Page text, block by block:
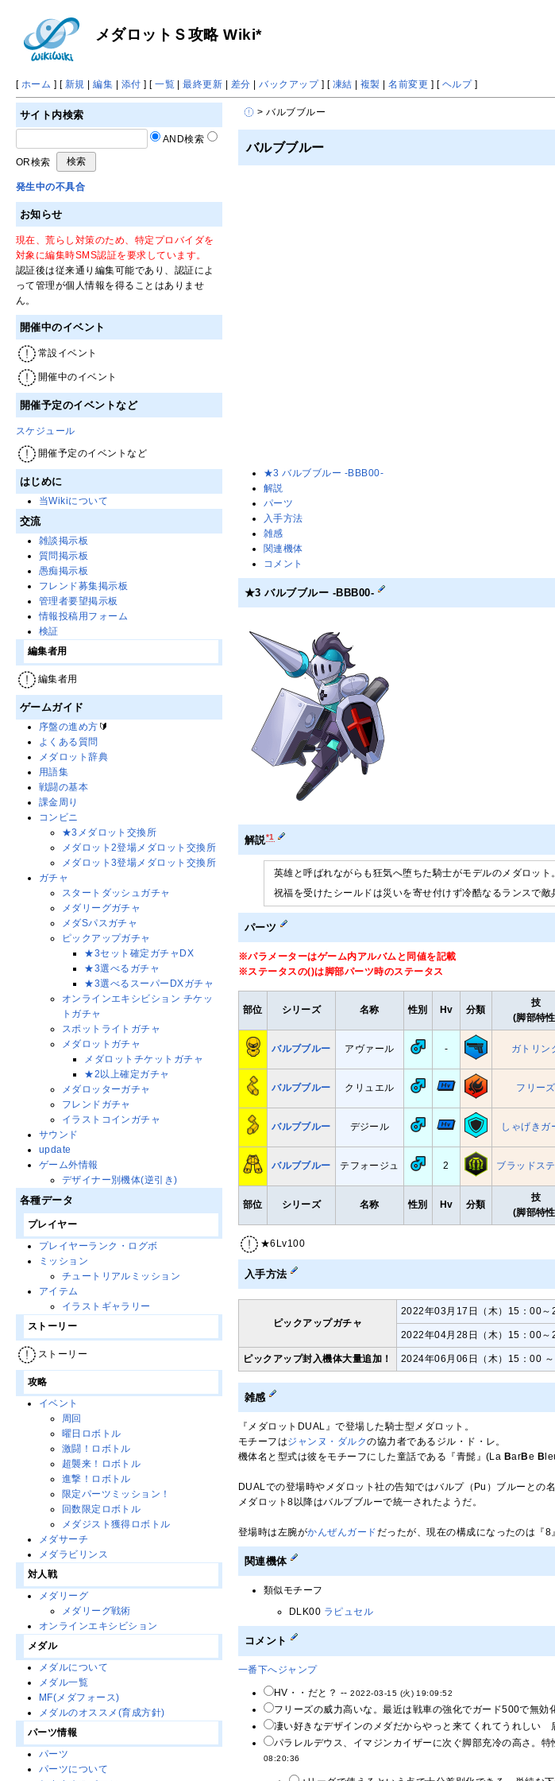
メダロットＳ攻略 Wiki*
[ ホーム ] [ 新規 |編集 | 添付 ] [一覧 |最終更新 | 差分 |バックアップ] [ 凍結 | 複製 |名前変更 ] [ ヘルプ]
> バルブブルー
バルブブルー
★3 バルブブルー -BBB00-
解説
パーツ
入手方法
雑感
関連機体
コメント
★3 バルブブルー -BBB00-
解説*1
英雄と呼ばれながらも狂気へ堕ちた騎士がモデルのメダロット。
祝福を受けたシールドは災いを寄せ付けず冷酷なるランスで敵
パーツ
※パラメーターはゲーム内アルバムと同値を記載
※ステータスの()は脚部パーツ時のステータス
部位 シリーズ 名称 性別 Hv 分類
技
(脚部特
部位 シリーズ 名称 性別 Hv 分類
技
(脚部特
バルブブルー アヴァール - ガトリン
バルブブルー クリュエル フリーズ
バルブブルー デジール しゃげきガ
バルブブルー テフォージュ 2 ブラッドス
★6Lv100
入手方法
ピックアップガチャ
2022年03月17日（木）15：00
2022年04月28日（木）15：00
ピックアップ封入機体大量追加！ 2024年06月06日（木）15：00 ～
雑感
『メダロットDUAL』で登場した騎士型メダロット。
モチーフはジャンヌ・ダルクの協力者であるジル・ド・レ。
機体名と型式は彼をモチーフにした童話である『青髭』(La BarBe B
DUALでの登場時やメダロット社の告知ではバルプ（Pu）ブルーとの
メダロット8以降はバルブブルーで統一されたようだ。
登場時は左腕がかんぜんガードだったが、現在の構成になったのは『8
関連機体
類似モチーフ
DLK00 ラピュセル
コメント
一番下へジャンプ
HV・・だと？ --2022-03-15 (火) 19:09:52
フリーズの威力高いな。最近は戦車の強化でガード500で無
凄い好きなデザインのメダだからやっと来てくれてうれし
パラレルデウス、イマジンカイザーに次ぐ脚部充冷の高さ。
08:20:36
サイト内検索
AND検索
OR検索
発生中の不具合
お知らせ
現在、荒らし対策のため、特定プロバイダを
対象に編集時SMS認証を要求しています。
認証後は従来通り編集可能であり、認証によ
って管理が個人情報を得ることはありませ
ん。
開催中のイベント
常設イベント
開催中のイベント
開催予定のイベントなど
スケジュール
開催予定のイベントなど
はじめに
当Wikiについて
交流
雑談掲示板
質問掲示板
愚痴掲示板
フレンド募集掲示板
管理者要望掲示板
情報投稿用フォーム
検証
編集者用
編集者用
ゲームガイド
序盤の進め方 🔰
よくある質問
メダロット辞典
用語集
戦闘の基本
課金周り
コンビニ
★3メダロット交換所
メダロット2登場メダロット交換所
メダロット3登場メダロット交換所
ガチャ
スタートダッシュガチャ
メダリーグガチャ
メダSパスガチャ
ピックアップガチャ
★3セット確定ガチャDX
★3選べるガチャ
★3選べるスーパーDXガチャ
オンラインエキシビション チケッ
トガチャ
スポットライトガチャ
メダロットガチャ
メダロットチケットガチャ
★2以上確定ガチャ
メダロッターガチャ
フレンドガチャ
イラストコインガチャ
サウンド
update
ゲーム外情報
デザイナー別機体(逆引き)
各種データ
プレイヤー
プレイヤーランク・ログボ
ミッション
チュートリアルミッション
アイテム
イラストギャラリー
ストーリー
ストーリー
攻略
イベント
周回
曜日ロボトル
激闘！ロボトル
超襲来！ロボトル
進撃！ロボトル
限定パーツミッション！
回数限定ロボトル
メダジスト獲得ロボトル
メダサーチ
メダラビリンス
対人戦
メダリーグ
メダリーグ戦術
オンラインエキシビション
メダル
メダルについて
メダル一覧
MF(メダフォース)
メダルのオススメ(育成方針)
パーツ情報
パーツ
パーツについて